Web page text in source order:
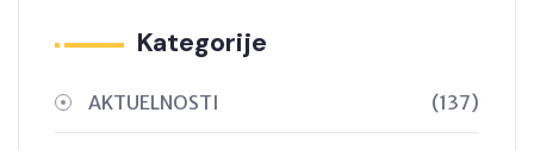
Kategorije
AKTUELNOSTI (137)